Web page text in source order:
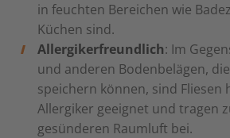
in feuchten Bereichen wie
Küchen sind.
Allergikerfreundlich: Im
und anderen Bodenbelägen,
speichern können, sind Fliesen
Allergiker geeignet und tragen
gesünderen Raumluft bei.